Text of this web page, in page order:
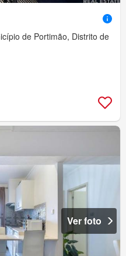
de Portimão, Distrito de
Ver foto